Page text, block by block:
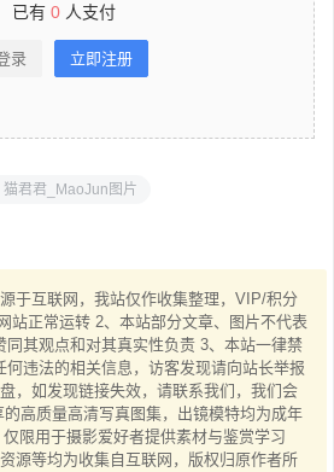
已有 0 人支付
录 立即注册
猫君君_MaoJun图片
于互联网，我站仅作收集整理，VIP/积分
站正常运转 2、本站部分文章、图片不代表
同其观点和对其真实性负责 3、本站一律禁
何违法的相关信息，访客发现请向站长举报
，如发现链接失效，请联系我们，我们会
高质量高清写真图集，出镜模特均为成年
限用于摄影爱好者提供素材与鉴赏学习
源等均为收集自互联网，版权归原作者所